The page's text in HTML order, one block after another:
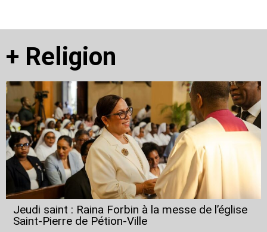
+ Religion
Jeudi saint : Raina Forbin à la messe de l’église
Saint-Pierre de Pétion-Ville